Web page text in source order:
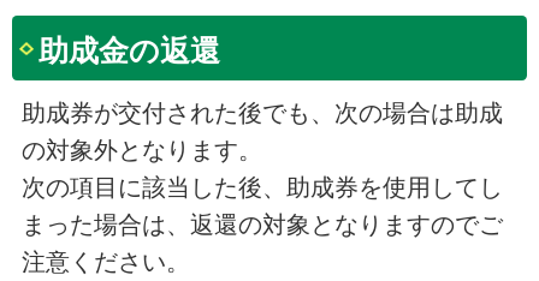
助成金の返還
助成券が交付された後でも、次の場合は助成
の対象外となります。
次の項目に該当した後、助成券を使用してし
まった場合は、返還の対象となりますのでご
注意ください。